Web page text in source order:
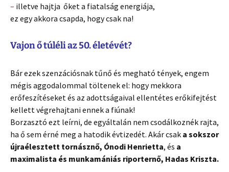
– illetve hajtja őket a fiatalság energiája,
ez egy akkora csapda, hogy csak na!
Vajon ő túléli az 50. életévét?
Bár ezek szenzációsnak tűnő és megható tények, engem
mégis aggodalommal töltenek el: hogy mekkora
erőfeszítéseket és az adottságaival ellentétes erőkifejtést
kellett végrehajtani ennek a fiúnak!
Borzasztó ezt leírni, de egyáltalán nem csodálkoznék rajta,
ha ő sem érné meg a hatodik évtizedét. Akár csak a sokszor
újraélesztett tornásznő, Ónodi Henrietta, és a
maximalista és munkamániás riporternő, Hadas Kriszta.